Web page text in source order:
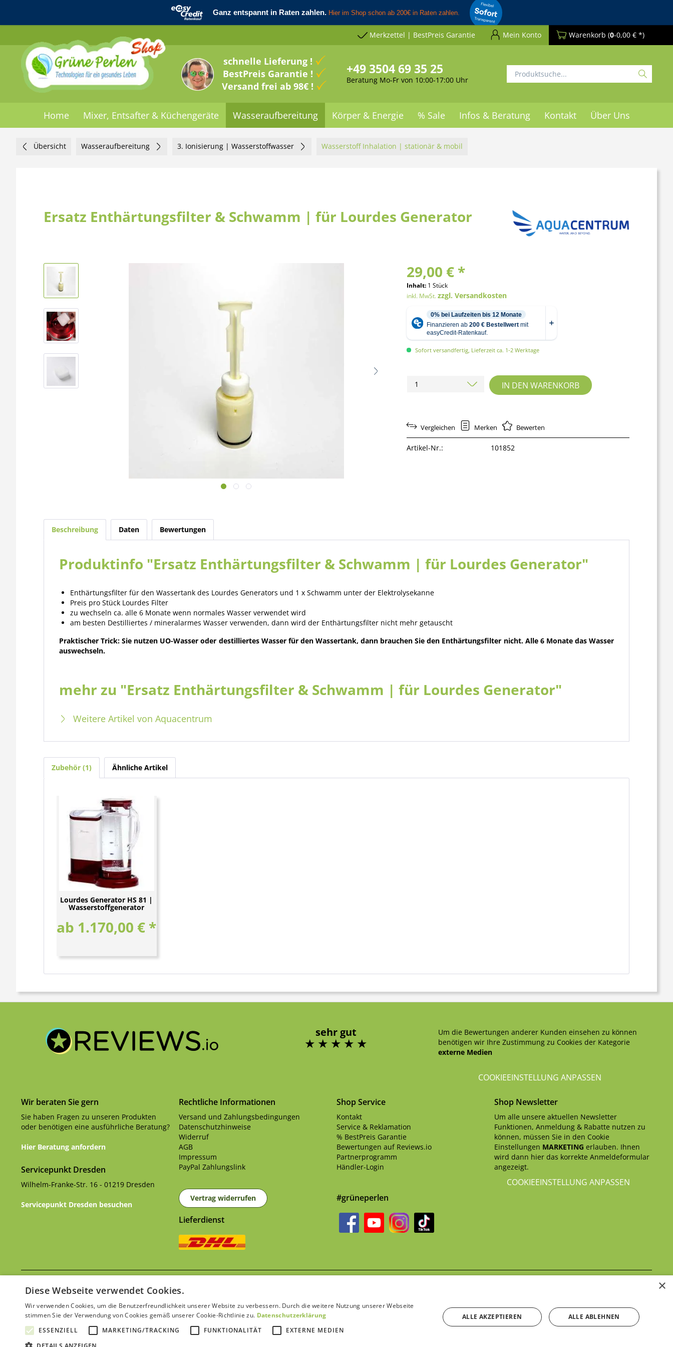
Merkzettel | BestPreis Garantie Mein Konto Warenkorb (0-0,00 € *)
schnelle Lieferung !
BestPreis Garantie !
Versand frei ab 98€ !
+49 3504 69 35 25
Beratung Mo-Fr von 10:00-17:00 Uhr
Home Mixer, Entsafter & Küchengeräte Wasseraufbereitung Körper & Energie % Sale Infos & Beratung Kontakt Über Uns
Übersicht Wasseraufbereitung 3. Ionisierung | Wasserstoffwasser Wasserstoff Inhalation | stationär & mobil
Ersatz Enthärtungsfilter & Schwamm | für Lourdes Generator
29,00 € *
Inhalt: 1 Stück
inkl. MwSt.zzgl. Versandkosten
Sofort versandfertig, Lieferzeit ca. 1-2 Werktage
IN DEN WARENKORB
Vergleichen Merken Bewerten
Artikel-Nr.: 101852
Beschreibung Daten Bewertungen
Produktinfo "Ersatz Enthärtungsfilter & Schwamm | für Lourdes Generator"
Enthärtungsfilter für den Wassertank des Lourdes Generators und 1 x Schwamm unter der Elektrolysekanne
Preis pro Stück Lourdes Filter
zu wechseln ca. alle 6 Monate wenn normales Wasser verwendet wird
am besten Destilliertes / mineralarmes Wasser verwenden, dann wird der Enthärtungsfilter nicht mehr getauscht
Praktischer Trick: Sie nutzen UO-Wasser oder destilliertes Wasser für den Wassertank, dann brauchen Sie den Enthärtungsfilter nicht. Alle 6 Monate das Wasser
auswechseln.
mehr zu "Ersatz Enthärtungsfilter & Schwamm | für Lourdes Generator"
Weitere Artikel von Aquacentrum
Zubehör 1 Ähnliche Artikel
Lourdes Generator HS 81 |
Wasserstoffgenerator
ab 1.170,00 € *
sehr gut
Um die Bewertungen anderer Kunden einsehen zu können
benötigen wir Ihre Zustimmung zu Cookies der Kategorie
externe Medien
COOKIEEINSTELLUNG ANPASSEN
Wir beraten Sie gern
Sie haben Fragen zu unseren Produkten
oder benötigen eine ausführliche Beratung?
Hier Beratung anfordern
Servicepunkt Dresden
Wilhelm-Franke-Str. 16 - 01219 Dresden
Servicepunkt Dresden besuchen
Rechtliche Informationen
Versand und Zahlungsbedingungen
Datenschutzhinweise
Widerruf
AGB
Impressum
PayPal Zahlungslink
Vertrag widerrufen
Lieferdienst
Shop Service
Kontakt
Service & Reklamation
% BestPreis Garantie
Bewertungen auf Reviews.io
Partnerprogramm
Händler-Login
#grüneperlen
Shop Newsletter
Um alle unsere aktuellen Newsletter
Funktionen, Anmeldung & Rabatte nutzen zu
können, müssen Sie in den Cookie
Einstellungen MARKETING erlauben. Ihnen
wird dann hier das korrekte Anmeldeformular
angezeigt.
COOKIEEINSTELLUNG ANPASSEN
* Alle Preise inkl. gesetzl. Mehrwertsteuer zzgl.
Kontakt aufnehmen
×
Diese Webseite verwendet Cookies.
Wir verwenden Cookies, um die Benutzerfreundlichkeit unserer Website zu verbessern. Durch die weitere Nutzung unserer Webseite
stimmen Sie der Verwendung von Cookies gemäß unserer Cookie-Richtlinie zu. Datenschutzerklärung
ESSENZIELL
MARKETING/TRACKING FUNKTIONALITÄT
EXTERNE MEDIEN
ALLE AKZEPTIEREN ALLE ABLEHNEN